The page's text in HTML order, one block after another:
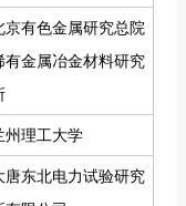
京有色金属研究总院
有金属冶金材料研究
州理工大学
唐东北电力试验研究